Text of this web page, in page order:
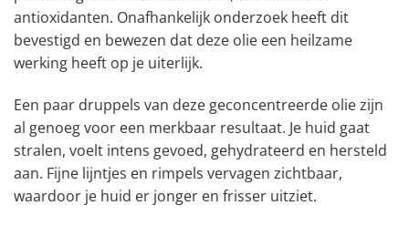
antioxidanten. Onafhankelijk onderzoek heeft dit
bevestigd en bewezen dat deze olie een heilzame
werking heeft op je uiterlijk.
Een paar druppels van deze geconcentreerde olie zijn
al genoeg voor een merkbaar resultaat. Je huid gaat
stralen, voelt intens gevoed, gehydrateerd en hersteld
aan. Fijne lijntjes en rimpels vervagen zichtbaar,
waardoor je huid er jonger en frisser uitziet.